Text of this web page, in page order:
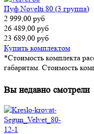
Пуф Novelti 80 (3 группа)
2 999,00 руб
26 489,00 руб
23 689,00 руб
Купить комплектом
*Стоимость комплекта
габаритам. Стоимость
Вы недавно смотрели